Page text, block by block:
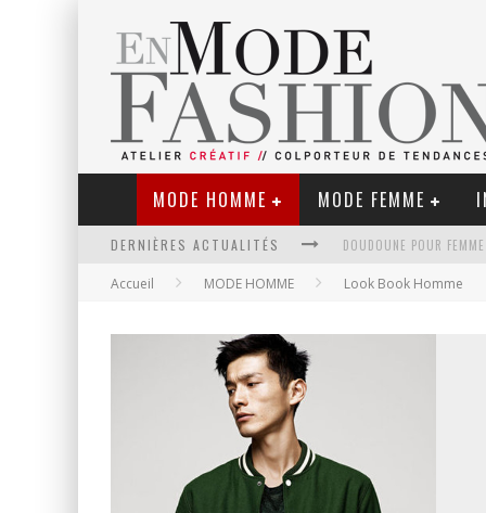
MODE HOMME MODE FEMME
DERNIÈRES ACTUALITÉS
Accueil MODE HOMME Look Book Homme